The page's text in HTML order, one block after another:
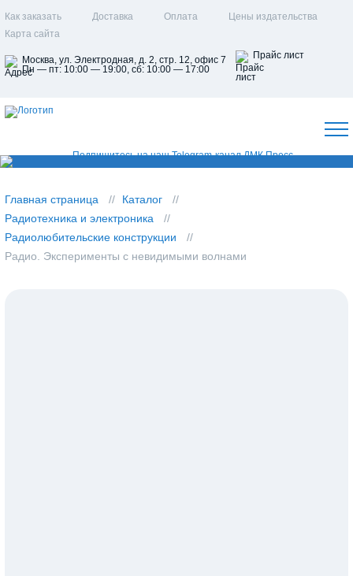
Как заказать Доставка Оплата
Цены издательства
Карта сайта
Москва, ул. Электродная, д. 2, стр. 12, офис 7
Пн — пт: 10:00 — 19:00, сб: 10:00 — 17:00
Прайс лист
Главная страница
Каталог
Радиотехника и электроника
Радиолюбительские конструкции
Радио. Эксперименты с невидимыми волнами